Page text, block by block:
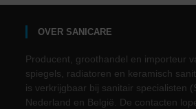
OVER SANICARE
Producent, groothandel en importeur
spiegels, radiatoren en keramisch
is verkrijgbaar bij sanitair specialisten
Nederland en België. De contacten